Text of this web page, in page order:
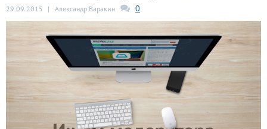
29.09.2015 | Александр Варакин 0